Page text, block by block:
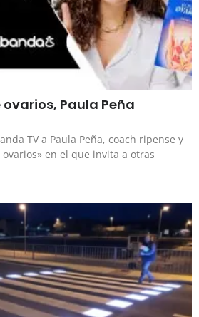
Paula Peña
TV a Paula Peña, coach ripense y
en el que invita a otras